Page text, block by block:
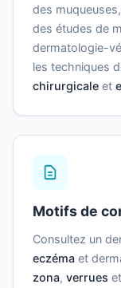
des
des études de
dermatologie-
les techniques
chirurgicale et
Motifs de
Consultez un
eczéma et
zona, verrues